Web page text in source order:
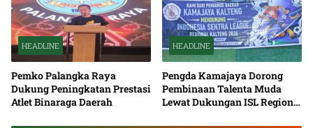
HEADLINE
Pemko Palangka Raya
Dukung Peningkatan Prestasi
Atlet Binaraga Daerah
HEADLINE
Pengda Kamajaya Dorong
Pembinaan Talenta Muda
Lewat Dukungan ISL Regional